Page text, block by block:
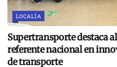
LOCALÍA
Supertransporte destaca
referente nacional en
de transporte